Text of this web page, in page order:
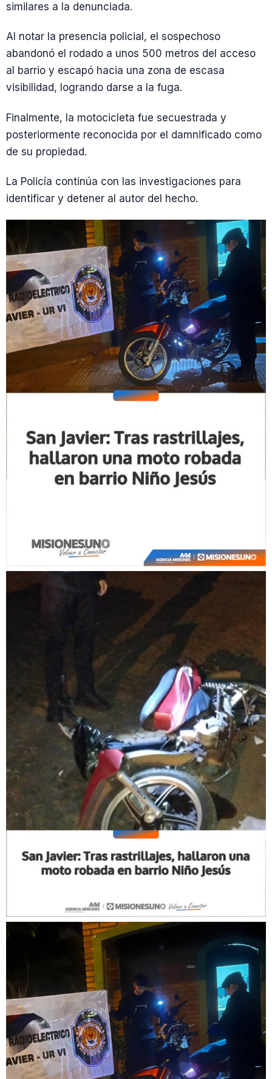
similares a la denunciada.
Al notar la presencia policial, el sospechoso
abandonó el rodado a unos 500 metros del acceso
al barrio y escapó hacia una zona de escasa
visibilidad, logrando darse a la fuga.
Finalmente, la motocicleta fue secuestrada y
posteriormente reconocida por el damnificado como
de su propiedad.
La Policía continúa con las investigaciones para
identificar y detener al autor del hecho.